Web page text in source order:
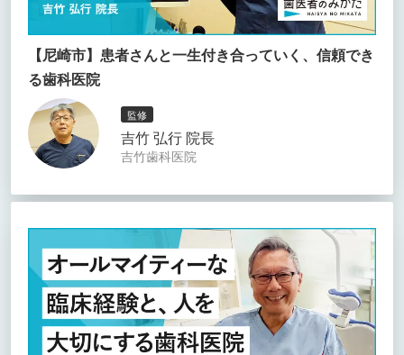
【尼崎市】患者さんと一生付き合っていく、信頼でき
る歯科医院
監修
吉竹 弘行 院長
吉竹歯科医院